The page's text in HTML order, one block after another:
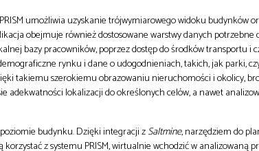
umożliwia uzyskanie trójwymiarowego widoku budynków
obejmuje również dostosowane warstwy danych potrzebne
bazy pracowników, poprzez dostęp do środków transportu i
rynku i dane o udogodnieniach, takich, jak parki,
takiemu szerokiemu obrazowaniu nieruchomości i okolicy,
adekwatności lokalizacji do określonych celów, a nawet
budynku. Dzięki integracji zSaltmine, narzędziem do
z systemu PRISM, wirtualnie wchodzić w analizowaną